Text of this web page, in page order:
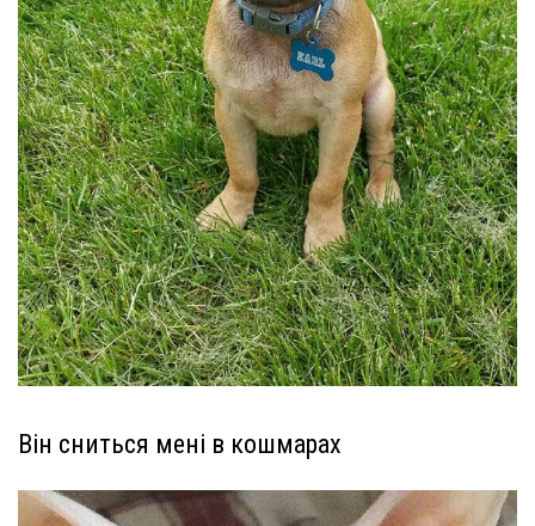
Він сниться мені в кошмарах